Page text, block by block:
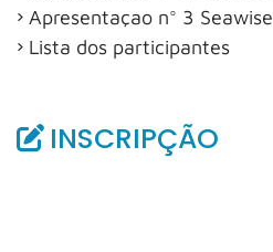
Apresentaçao n° 3 Seawise
Lista dos participantes
INSCRIPÇÃO